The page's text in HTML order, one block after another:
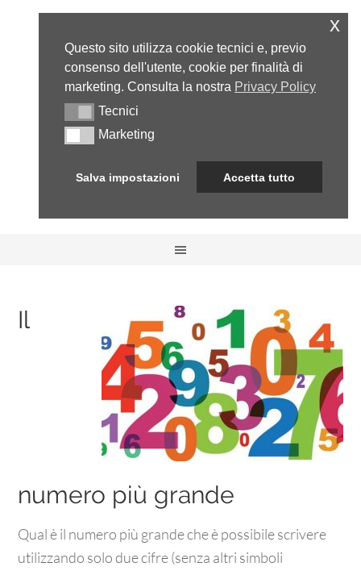
Il
numero più grande
Qual è il numero più grande che è possibile scrivere
utilizzando solo due cifre (senza altri simboli
Questo sito utilizza cookie tecnici e, previo
consenso dell'utente, cookie per finalità di
marketing. Consulta la nostra Privacy Policy
TecniciTecnici
MarketingMarketing
Salva impostazioni Accetta tutto
x